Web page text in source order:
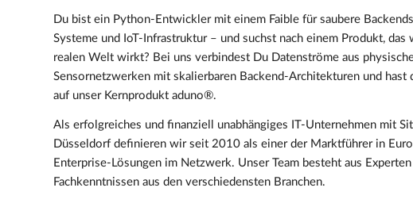
Du bist ein Python-Entwickler mit einem Faible für saubere
Systeme und IoT-Infrastruktur – und suchst nach einem Produkt, das
realen Welt wirkt? Bei uns verbindest Du Datenströme aus
Sensornetzwerken mit skalierbaren Backend-Architekturen und hast
auf unser Kernprodukt aduno®.
Als erfolgreiches und finanziell unabhängiges IT-Unternehmen mit
Düsseldorf definieren wir seit 2010 als einer der Marktführer in
Enterprise-Lösungen im Netzwerk. Unser Team besteht aus
Fachkenntnissen aus den verschiedensten Branchen.